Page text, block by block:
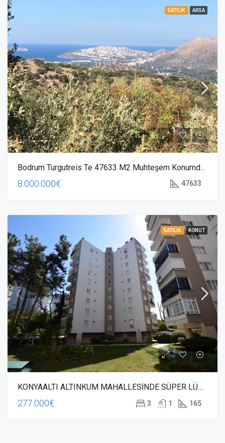
SATILIK ARSA
Bodrum Turgutreis Te 47633 M2 Muhteşem Konumda Arazimiz Satılık
8.000.000€ 47633
SATILIK KONUT
KONYAALTI ALTINKUM MAHALLESİNDE SÜPER LÜKS 3+1 150m2 DAİRE
277.000€ 3 1 165